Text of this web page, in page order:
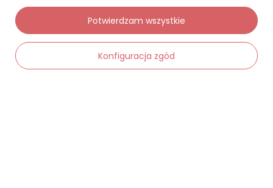
Chcę zwrócić produkt
Chcę wymienić towar
Kontakt
Konfiguracja zgód
Potwierdzam wszystkie